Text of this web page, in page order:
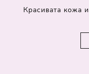
Красивата кожа